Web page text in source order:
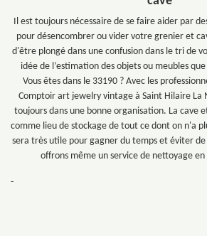
Il est toujours nécessaire de se faire aider par
pour désencombrer ou vider votre grenier et
d'être plongé dans une confusion dans le tri de
idée de l’estimation des objets ou meubles
Vous êtes dans le 33190 ? Avec les
Comptoir art jewelry vintage à Saint Hilaire La
toujours dans une bonne organisation. La cave
comme lieu de stockage de tout ce dont on n'a
sera très utile pour gagner du temps et éviter de
offrons même un service de nettoyage
-